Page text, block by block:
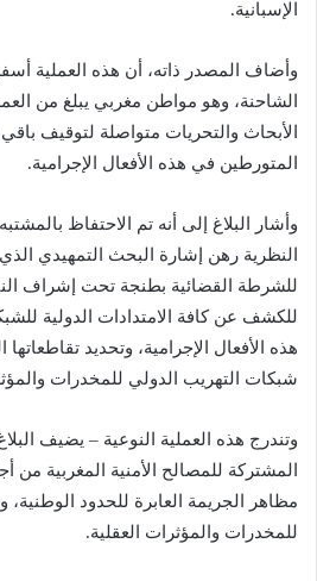
الإسبانية.
وأضاف المصدر ذاته، أن هذه العملية
الأبحاث والتحريات متواصلة لتوقيف
المتورطين في هذه الأفعال الإجرامية.
وأشار البلاغ إلى أنه تم الاحتفاظ
النظرية رهن إشارة البحث التمهيدي الذي
للشرطة القضائية بطنجة تحت إشراف
للكشف عن كافة الامتدادات الدولية
هذه الأفعال الإجرامية، وتحديد
شبكات التهريب الدولي للمخدرات
وتندرج هذه العملية النوعية – يضيف
المشتركة للمصالح الأمنية المغربية
مظاهر الجريمة العابرة للحدود
للمخدرات والمؤثرات العقلية.